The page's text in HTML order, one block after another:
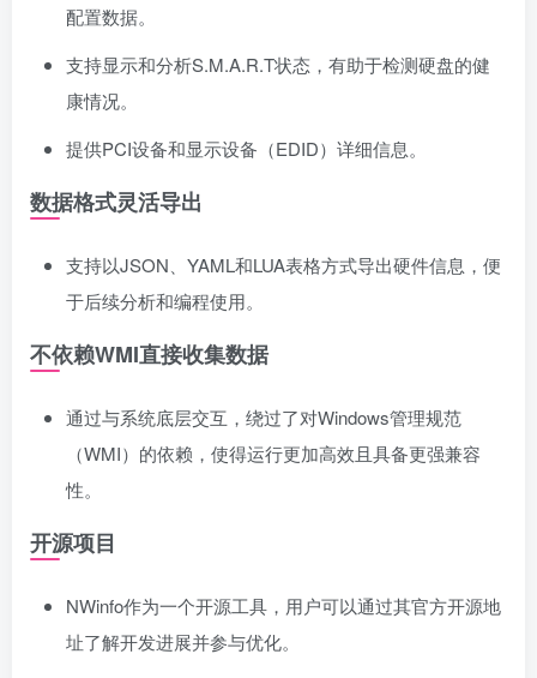
配置数据。
支持显示和分析S.M.A.R.T状态，有助于检测硬盘的健
康情况。
提供PCI设备和显示设备（EDID）详细信息。
数据格式灵活导出
支持以JSON、YAML和LUA表格方式导出硬件信息，便
于后续分析和编程使用。
不依赖WMI直接收集数据
通过与系统底层交互，绕过了对Windows管理规范
（WMI）的依赖，使得运行更加高效且具备更强兼容
性。
开源项目
NWinfo作为一个开源工具，用户可以通过其官方开源地
址了解开发进展并参与优化。